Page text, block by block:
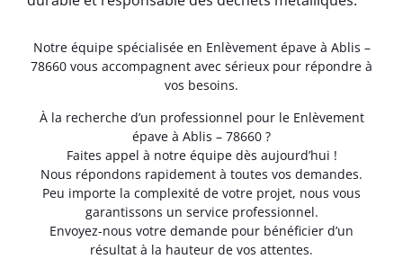
Notre équipe spécialisée en Enlèvement épave à Ablis –
78660 vous accompagnent avec sérieux pour répondre à
vos besoins.
À la recherche d’un professionnel pour le Enlèvement
épave à Ablis – 78660 ?
Faites appel à notre équipe dès aujourd’hui !
Nous répondons rapidement à toutes vos demandes.
Peu importe la complexité de votre projet, nous vous
garantissons un service professionnel.
Envoyez-nous votre demande pour bénéficier d’un
résultat à la hauteur de vos attentes.